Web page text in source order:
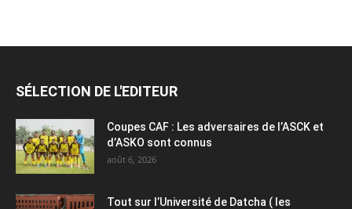
SÉLECTION DE L'EDITEUR
Coupes CAF : Les adversaires de l’ASCK et
d’ASKO sont connus
août 6, 2026
Tout sur l’Université de Datcha ( les